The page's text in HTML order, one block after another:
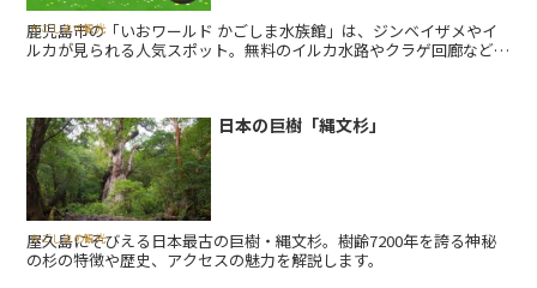
かごしまの観光
鹿児島市の「いおワールド かごしま水族館」は、ジンベイザメやイ
ルカが見られる人気スポット。無料のイルカ水路やクラゲ回廊など見
かごしまの観光
日本の巨樹「縄文杉」
屋久島にそびえる日本最古の巨樹・縄文杉。樹齢7200年を誇る神秘
の杉の特徴や歴史、アクセスの魅力を解説します。